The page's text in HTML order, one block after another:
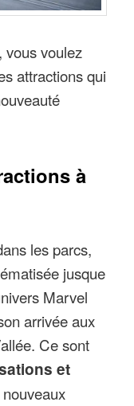
vous voulez
attractions qui
à
les parcs,
jusque
Marvel
arrivée aux
Ce sont
et